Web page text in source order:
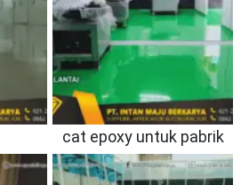
cat epoxy untuk pabrik